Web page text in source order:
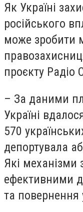
Як Україні
російського
може зробити
проєкту Радіо
– За даними
Україні
570
депортувала
Які механізми
ефективними
та повернення